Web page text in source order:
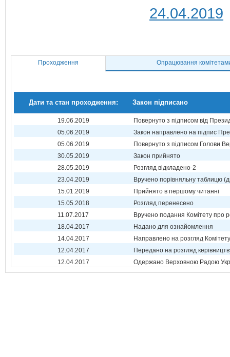
24.04.2019
Проходження Опрацювання
Дати та стан проходження: Закон підписано
19.06.2019
Повернуто з підписом від
05.06.2019
Закон направлено на підпис
05.06.2019
Повернуто з підписом Голови
30.05.2019
Закон прийнято
28.05.2019
Розгляд відкладено-2
23.04.2019
Вручено порівняльну таблицю
15.01.2019
Прийнято в першому читанні
15.05.2018
Розгляд перенесено
11.07.2017
Вручено подання Комітету про
18.04.2017
Надано для ознайомлення
14.04.2017
Направлено на розгляд Комітету
12.04.2017
Передано на розгляд
12.04.2017
Одержано Верховною Радою